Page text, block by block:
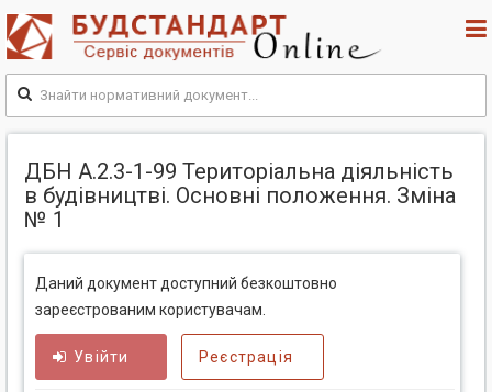
ДБН А.2.3-1-99 Територіальна діяльність
в будівництві. Основні положення. Зміна
№ 1
Даний документ доступний безкоштовно
зареєстрованим користувачам.
Увійти Реєстрація